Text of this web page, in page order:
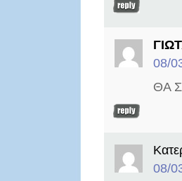
08/
ΘΑ
08/